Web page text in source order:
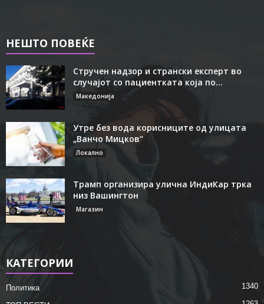
НЕШТО ПОВЕЌЕ
Стручен надзор и странски експерт во
случајот со пациентката која по...
Македонија
Утре без вода корисниците од улицата
„Ванчо Мицков“
Локално
Трамп организира улична ИндиКар трка
низ Вашингтон
Магазин
КАТЕГОРИИ
Политика 1340